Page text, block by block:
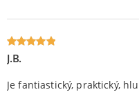
Oceniony
J.B.
Je fantiastický, praktický,